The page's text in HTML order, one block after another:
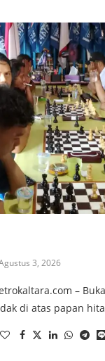
3, 2026
–
di atas papan